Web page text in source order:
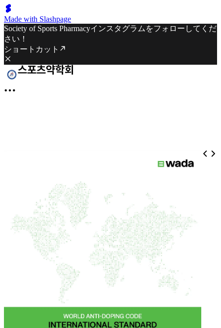
Made with Slashpage
Society of Sports Pharmacyインスタグラムをフォローしてくだ
さい！
ショートカット